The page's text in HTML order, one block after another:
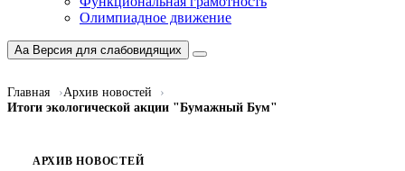
Олимпиадное движение
Aa Версия для слабовидящих
Главная
Архив новостей
Итоги экологической акции "Бумажный Бум"
АРХИВ НОВОСТЕЙ